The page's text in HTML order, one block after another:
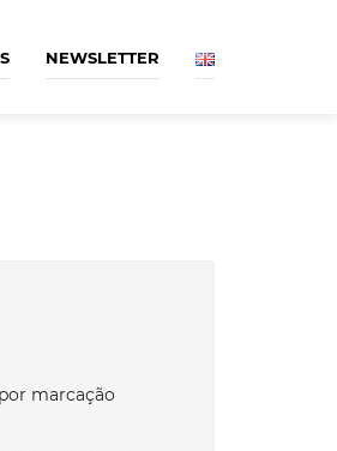
NEWSLETTER
marcação